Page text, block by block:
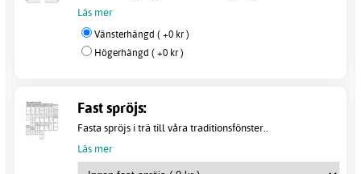
Läs mer
Vänsterhängd ( +0 kr )
Högerhängd ( +0 kr )
Fast spröjs:
Fasta spröjs i trä till våra traditionsfönster..
Läs mer